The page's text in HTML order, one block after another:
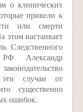
о клинических
привели к
или смерти
этом настаивает
Следственного
РФ Александр
эти случаи от
существенно
ошибок.